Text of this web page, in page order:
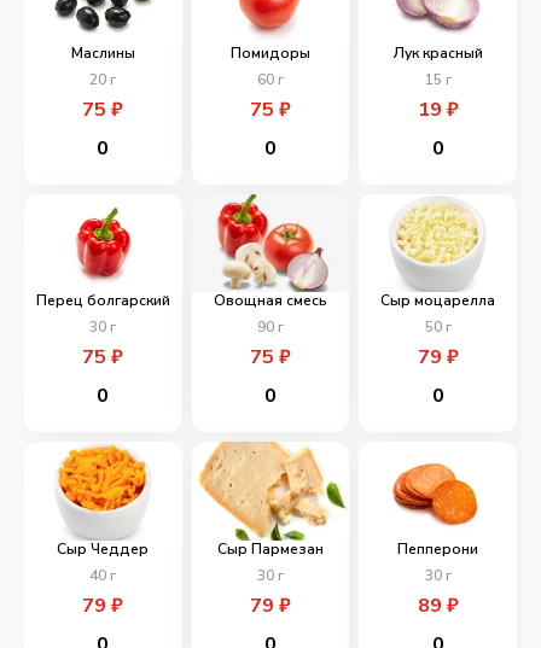
Маслины
20 г
75₽
0
Помидоры
60г
75 ₽
0
Лук красный
15 г
19 ₽
0
Перец болгарский
30 г
75₽
0
Овощная смесь
90г
75 ₽
0
Сыр моцарелла
50г
79 ₽
0
Сыр Чеддер
40 г
79₽
Сыр Пармезан
30г
79 ₽
Пепперони
30г
89 ₽